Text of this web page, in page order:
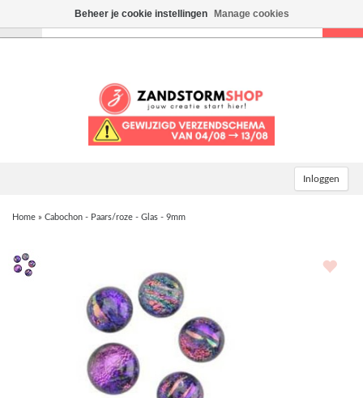
Inloggen
Home » Cabochon - Paars/roze - Glas - 9mm
Beheer je cookie instellingen Manage cookies